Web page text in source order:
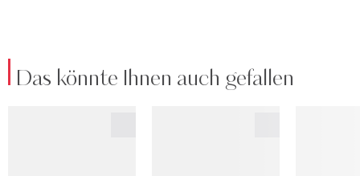
Das könnte Ihnen auch gefallen